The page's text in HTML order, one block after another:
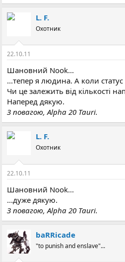
L. F.
Охотник
22.10.11
Шановний Nook...
...тепер я людина. А коли
Чи це залежить від кількості
Наперед дякую.
З повагою, Alpha 20 Tauri.
L. F.
Охотник
22.10.11
Шановний Nook...
...дуже дякую.
З повагою, Alpha 20 Tauri.
baRRicade
"to punish and enslave"...